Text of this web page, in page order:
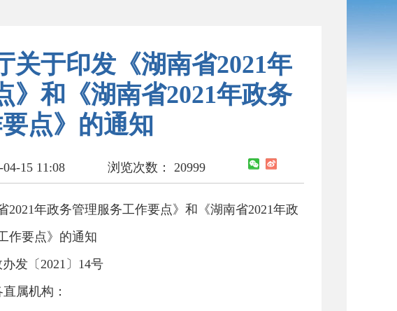
关于印发《湖南省2021年
》和《湖南省2021年政务
点》的通知
15 11:08 浏览次数： 20999
年政务管理服务工作要点》和《湖南省2021年政
作要点》的通知
发〔2021〕14号
属机构：